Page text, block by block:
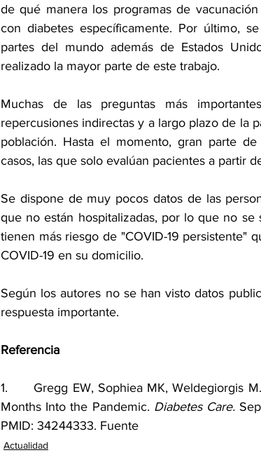
de qué manera los programas de
con diabetes específicamente. Por último,
partes del mundo además de Estados
realizado la mayor parte de este trabajo.
Muchas de las preguntas más
repercusiones indirectas y a largo plazo de la
población. Hasta el momento, gran parte
casos, las que solo evalúan pacientes a partir
Se dispone de muy pocos datos de las
que no están hospitalizadas, por lo que no
tienen más riesgo de "COVID-19 persistente"
COVID-19 en su domicilio.
Según los autores no se han visto datos
respuesta importante.
Referencia
1.      Gregg EW, Sophiea MK, Weldegiorgis
Months Into the Pandemic. Diabetes Care.
PMID: 34244333. Fuente
Actualidad